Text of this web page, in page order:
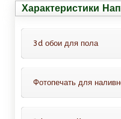
Характеристики
3d обои для пола
Фотопечать для